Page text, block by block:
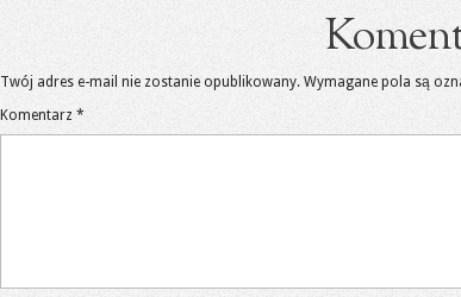
Twój adres e-mail nie zostanie opublikowany. Wymagane pola są
Komentarz *